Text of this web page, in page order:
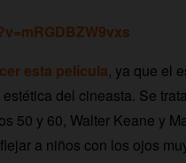
esta película, ya que el
del cineasta. Se
50 y 60, Walter Keane y
a niños con los ojos